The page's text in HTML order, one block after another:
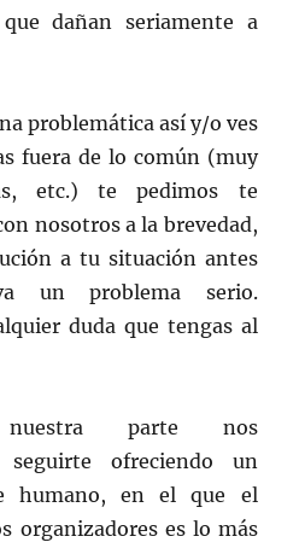
dañan seriamente a
problemática así y/o ves
fuera de lo común (muy
etc.) te pedimos te
nosotros a la brevedad,
a tu situación antes
un problema serio.
duda que tengas al
parte nos
seguirte ofreciendo un
humano, en el que el
organizadores es lo más